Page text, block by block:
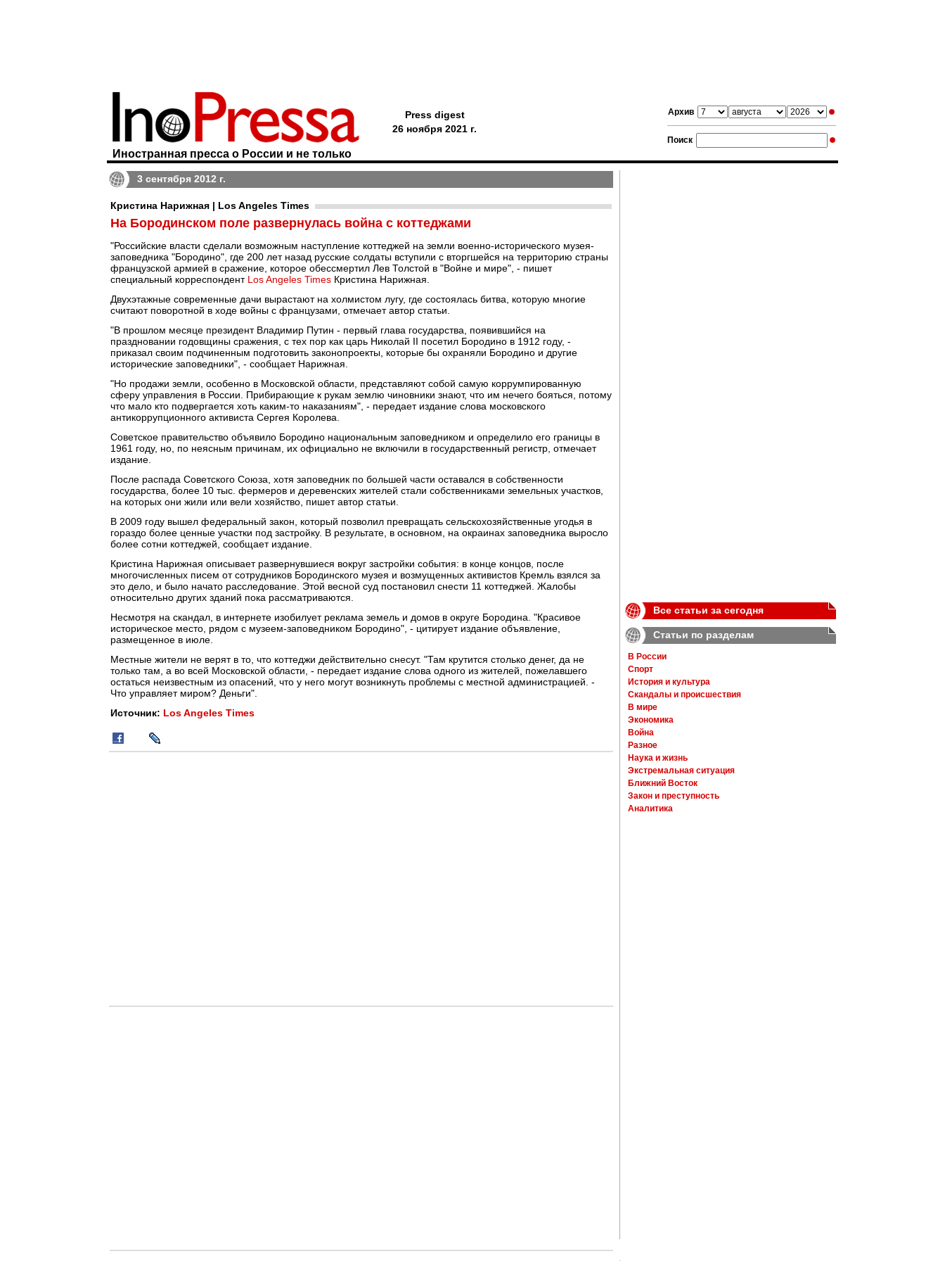
Архив
Поиск
Иностранная пресса о России и не только
Press digest
26 ноября 2021 г.
3 сентября 2012 г.
Кристина Нарижная | Los Angeles Times
На Бородинском поле развернулась война с коттеджами
"Российские власти сделали возможным наступление коттеджей на земли военно-исторического музея-
заповедника "Бородино", где 200 лет назад русские солдаты вступили с вторгшейся на территорию страны
французской армией в сражение, которое обессмертил Лев Толстой в "Войне и мире", - пишет
специальный корреспондент Los Angeles Times Кристина Нарижная.
Двухэтажные современные дачи вырастают на холмистом лугу, где состоялась битва, которую многие
считают поворотной в ходе войны с французами, отмечает автор статьи.
"В прошлом месяце президент Владимир Путин - первый глава государства, появившийся на
праздновании годовщины сражения, с тех пор как царь Николай II посетил Бородино в 1912 году, -
приказал своим подчиненным подготовить законопроекты, которые бы охраняли Бородино и другие
исторические заповедники", - сообщает Нарижная.
"Но продажи земли, особенно в Московской области, представляют собой самую коррумпированную
сферу управления в России. Прибирающие к рукам землю чиновники знают, что им нечего бояться, потому
что мало кто подвергается хоть каким-то наказаниям", - передает издание слова московского
антикоррупционного активиста Сергея Королева.
Советское правительство объявило Бородино национальным заповедником и определило его границы в
1961 году, но, по неясным причинам, их официально не включили в государственный регистр, отмечает
издание.
После распада Советского Союза, хотя заповедник по большей части оставался в собственности
государства, более 10 тыс. фермеров и деревенских жителей стали собственниками земельных участков,
на которых они жили или вели хозяйство, пишет автор статьи.
В 2009 году вышел федеральный закон, который позволил превращать сельскохозяйственные угодья в
гораздо более ценные участки под застройку. В результате, в основном, на окраинах заповедника выросло
более сотни коттеджей, сообщает издание.
Кристина Нарижная описывает развернувшиеся вокруг застройки события: в конце концов, после
многочисленных писем от сотрудников Бородинского музея и возмущенных активистов Кремль взялся за
это дело, и было начато расследование. Этой весной суд постановил снести 11 коттеджей. Жалобы
относительно других зданий пока рассматриваются.
Несмотря на скандал, в интернете изобилует реклама земель и домов в округе Бородина. "Красивое
историческое место, рядом с музеем-заповедником Бородино", - цитирует издание объявление,
размещенное в июле.
Местные жители не верят в то, что коттеджи действительно снесут. "Там крутится столько денег, да не
только там, а во всей Московской области, - передает издание слова одного из жителей, пожелавшего
остаться неизвестным из опасений, что у него могут возникнуть проблемы с местной администрацией. -
Что управляет миром? Деньги".
Источник: Los Angeles Times
Все статьи за сегодня
Статьи по разделам
В России
Спорт
История и культура
Скандалы и происшествия
В мире
Экономика
Война
Разное
Наука и жизнь
Экстремальная ситуация
Ближний Восток
Закон и преступность
Аналитика